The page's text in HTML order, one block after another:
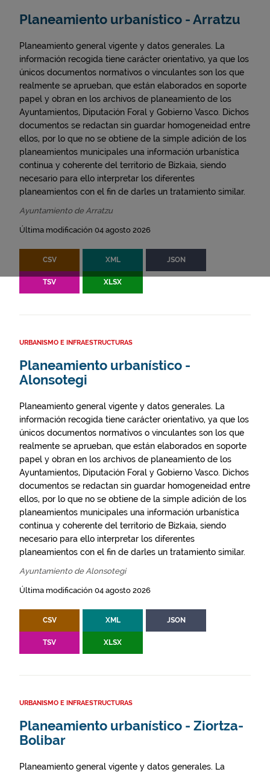
Planeamiento urbanístico - Arratzu
Planeamiento general vigente y datos generales. La
información recogida tiene carácter orientativo, ya que los
únicos documentos normativos o vinculantes son los que
realmente se aprueban, que están elaborados en soporte
papel y obran en los archivos de planeamiento de los
Ayuntamientos, Diputación Foral y Gobierno Vasco. Dichos
documentos se redactan sin guardar homogeneidad entre
ellos, por lo que no se obtiene de la simple adición de los
planeamientos municipales una información urbanística
continua y coherente del territorio de Bizkaia, siendo
necesario para ello interpretar los diferentes
planeamientos con el fin de darles un tratamiento similar.
Ayuntamiento de Arratzu
Última modificación 04 agosto 2026
CSV XML JSON
TSV XLSX
URBANISMO E INFRAESTRUCTURAS
Planeamiento urbanístico -
Alonsotegi
Planeamiento general vigente y datos generales. La
información recogida tiene carácter orientativo, ya que los
únicos documentos normativos o vinculantes son los que
realmente se aprueban, que están elaborados en soporte
papel y obran en los archivos de planeamiento de los
Ayuntamientos, Diputación Foral y Gobierno Vasco. Dichos
documentos se redactan sin guardar homogeneidad entre
ellos, por lo que no se obtiene de la simple adición de los
planeamientos municipales una información urbanística
continua y coherente del territorio de Bizkaia, siendo
necesario para ello interpretar los diferentes
planeamientos con el fin de darles un tratamiento similar.
Ayuntamiento de Alonsotegi
Última modificación 04 agosto 2026
CSV XML JSON
TSV XLSX
URBANISMO E INFRAESTRUCTURAS
Planeamiento urbanístico - Ziortza-
Bolibar
Planeamiento general vigente y datos generales. La